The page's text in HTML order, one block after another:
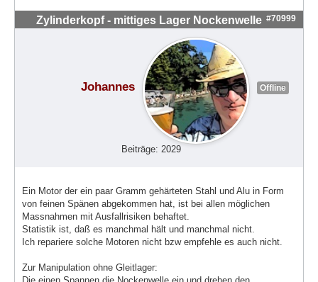
Zylinderkopf - mittiges Lager Nockenwelle #70999
Johannes Offline
Beiträge: 2029
Ein Motor der ein paar Gramm gehärteten Stahl und Alu in Form
von feinen Spänen abgekommen hat, ist bei allen möglichen
Massnahmen mit Ausfallrisiken behaftet.
Statistik ist, daß es manchmal hält und manchmal nicht.
Ich repariere solche Motoren nicht bzw empfehle es auch nicht.
Zur Manipulation ohne Gleitlager: